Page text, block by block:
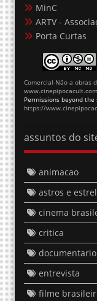
MinC
ARTV -
Porta Curtas
Comercial-Não a obras
Permissions beyond
https://
assuntos do
animacao
astros e
cinema
critica
documentario
entrevista
filme